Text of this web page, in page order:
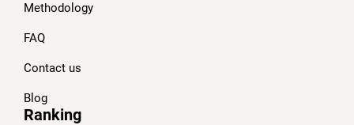
Methodology
FAQ
Contact us
Blog
Ranking